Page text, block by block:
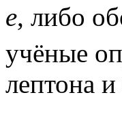
e, либо
учёные
лептона